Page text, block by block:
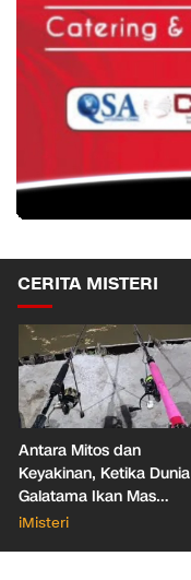
CERITA MISTERI
Antara Mitos dan
Keyakinan, Ketika Dunia
Galatama Ikan Mas
Bersentuhan dengan Hal
iMisteri